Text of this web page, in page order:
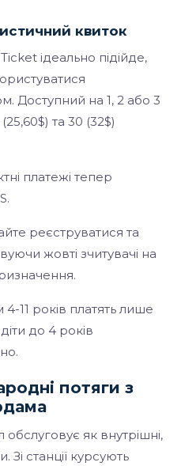
квиток
ідеально підійде,
Доступний на 1, 2 або 3
та 30 (32$)
платежі тепер
реєструватися та
жовті зчитувачі на
11 років платять лише
до 4 років
потяги з
обслуговує як внутрішні,
Зі станції курсують